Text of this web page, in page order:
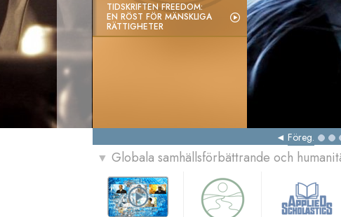
TIDSKRIFTEN FREEDOM:
EN RÖST FÖR MÄNSKLIGA
RÄTTIGHETER
Föreg.
▼ Globala samhällsförbättrande och